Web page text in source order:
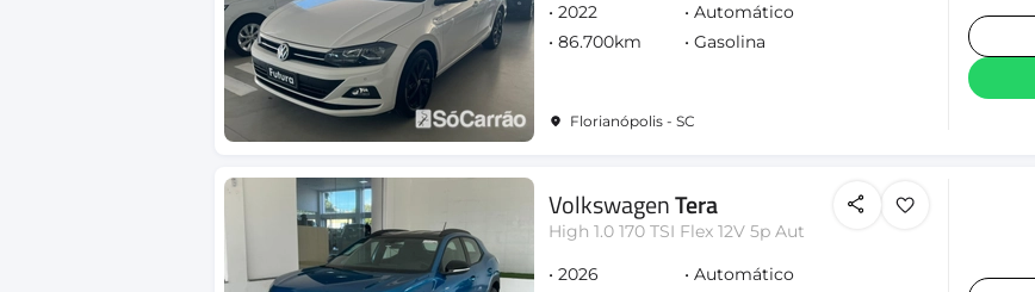
2022
Automático
86.700km
Gasolina
Florianópolis - SC
VolkswagenTera
High 1.0 170 TSI Flex 12V 5p Aut
2026
Automático